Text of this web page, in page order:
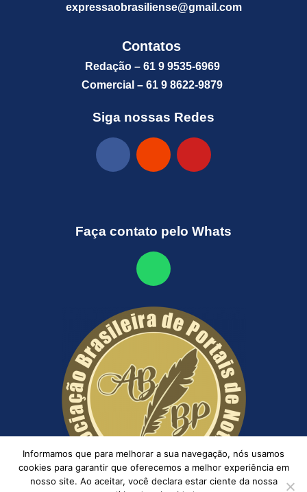
expressaobrasiliense@gmail.com
Contatos
Redação – 61 9 9535-6969
Comercial – 61 9 8622-9879
Siga nossas Redes
Faça contato pelo Whats
Informamos que para melhorar a sua navegação, nós usamos
cookies para garantir que oferecemos a melhor experiência em
nosso site. Ao aceitar, você declara estar ciente da nossa